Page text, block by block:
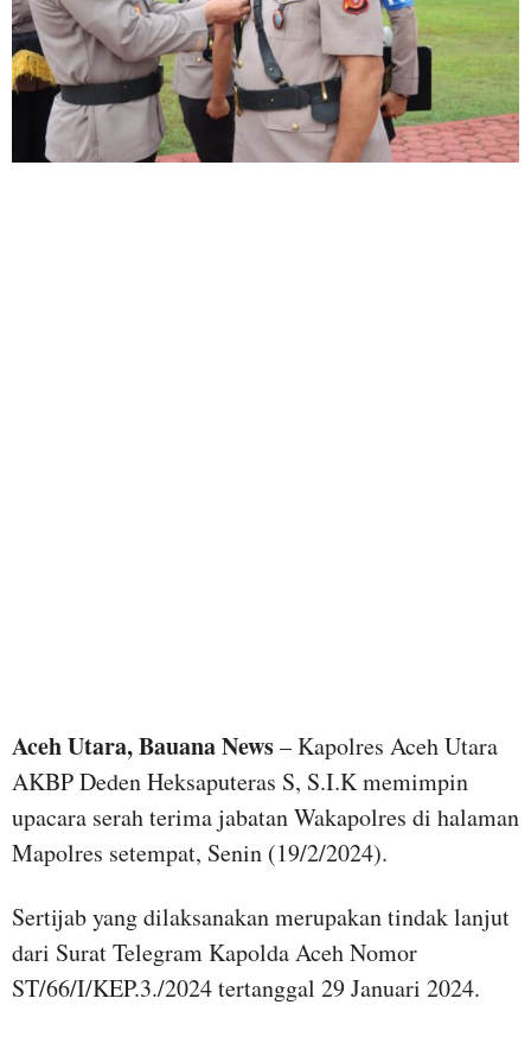
Aceh Utara, Bauana News– Kapolres Aceh Utara
AKBP Deden Heksaputeras S, S.I.K memimpin
upacara serah terima jabatan Wakapolres di halaman
Mapolres setempat, Senin (19/2/2024).
Sertijab yang dilaksanakan merupakan tindak lanjut
dari Surat Telegram Kapolda Aceh Nomor
ST/66/I/KEP.3./2024 tertanggal 29 Januari 2024.